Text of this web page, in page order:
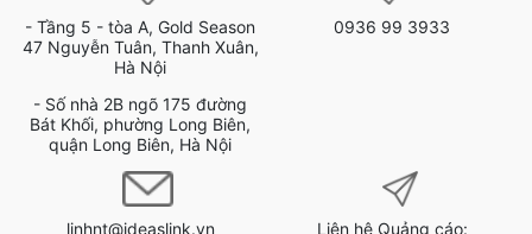
- Tầng 5 - tòa A, Gold Season
47 Nguyễn Tuân, Thanh Xuân,
Hà Nội
- Số nhà 2B ngõ 175 đường
Bát Khối, phường Long Biên,
quận Long Biên, Hà Nội
0936 99 3933
linhnt@ideaslink.vn Liên hệ Quảng cáo: